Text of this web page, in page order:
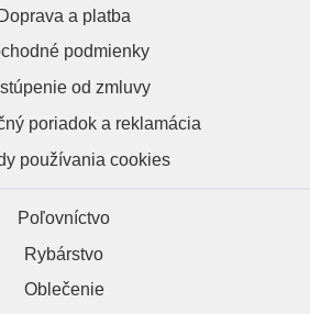
Doprava a platba
podmienky
od zmluvy
poriadok a reklamácia
používania cookies
Poľovníctvo
Rybárstvo
Oblečenie